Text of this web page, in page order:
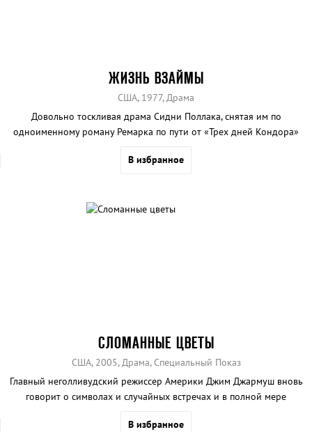
ЖИЗНЬ ВЗАЙМЫ
США, 1977, Драма
Довольно тоскливая драма Сидни Поллака, снятая им по
одноименному роману Ремарка по пути от «Трех дней Кондора»
В избранное
СЛОМАННЫЕ ЦВЕТЫ
США, 2005, Драма, Специальный Показ
Главный неголливудский режиссер Америки Джим Джармуш вновь
говорит о символах и случайных встречах и в полной мере
В избранное